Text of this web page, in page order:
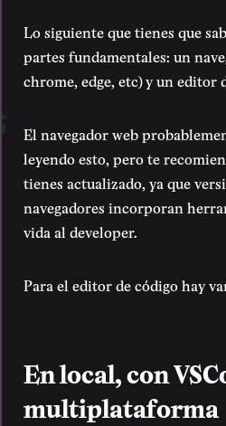
Lo siguiente que tienes que
partes fundamentales: un
chrome, edge, etc) y un editor
El navegador web
leyendo esto, pero te
tienes actualizado, ya que
navegadores incorporan
vida al developer.
Para el editor de código hay
En local, con
multiplataforma